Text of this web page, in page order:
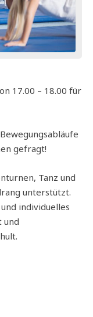
17.00 – 18.00 für
gefragt!
Tanz und
unterstützt.
individuelles
und